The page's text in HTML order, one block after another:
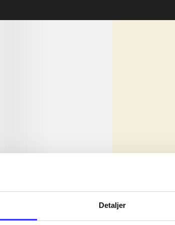
Detaljer
sit amet ...
sit amet ...